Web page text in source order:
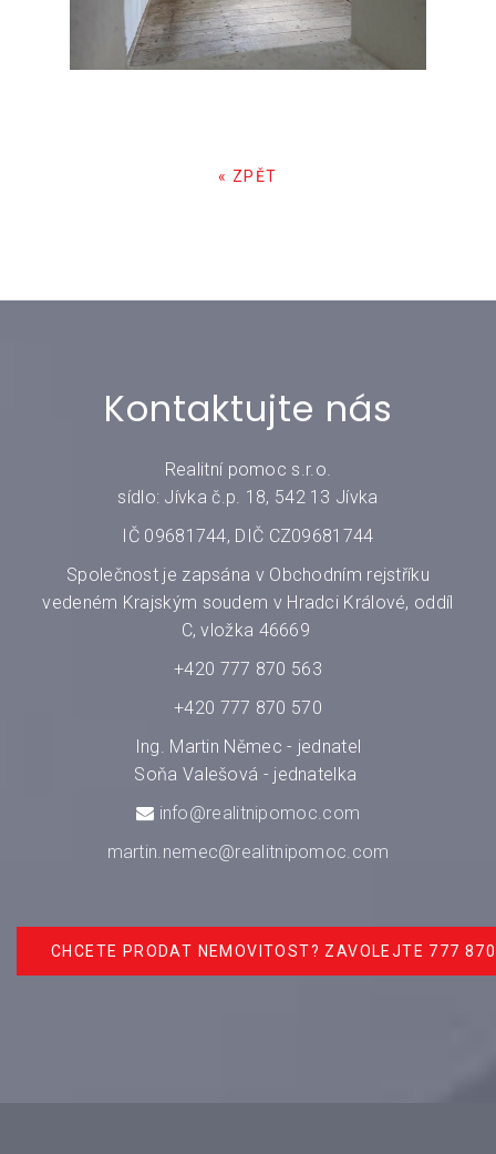
« ZPĚT
Kontaktujte nás
Realitní pomoc s.r.o.
sídlo: Jívka č.p. 18, 542 13 Jívka
IČ 09681744, DIČ CZ09681744
Společnost je zapsána v Obchodním rejstříku
vedeném Krajským soudem v Hradci Králové, oddíl
C, vložka 46669
+420 777 870 563
+420 777 870 570
Ing. Martin Němec - jednatel
Soňa Valešová - jednatelka
info@realitnipomoc.com
martin.nemec@realitnipomoc.com
CHCETE PRODAT NEMOVITOST? ZAVOLEJTE 777